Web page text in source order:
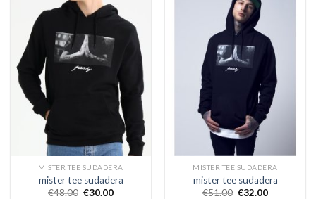
MISTER TEE SUDADERA
mister tee sudadera
€48.00 €30.00
MISTER TEE SUDADERA
mister tee sudadera
€51.00 €32.00